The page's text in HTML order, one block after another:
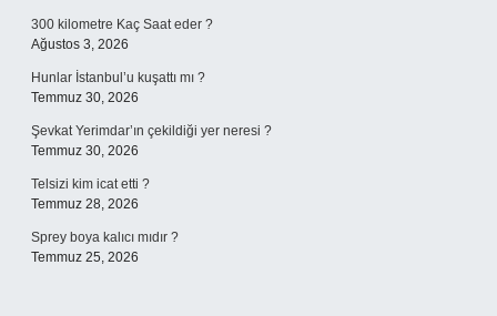
300 kilometre Kaç Saat eder ?
Ağustos 3, 2026
Hunlar İstanbul’u kuşattı mı ?
Temmuz 30, 2026
Şevkat Yerimdar’ın çekildiği yer neresi ?
Temmuz 30, 2026
Telsizi kim icat etti ?
Temmuz 28, 2026
Sprey boya kalıcı mıdır ?
Temmuz 25, 2026